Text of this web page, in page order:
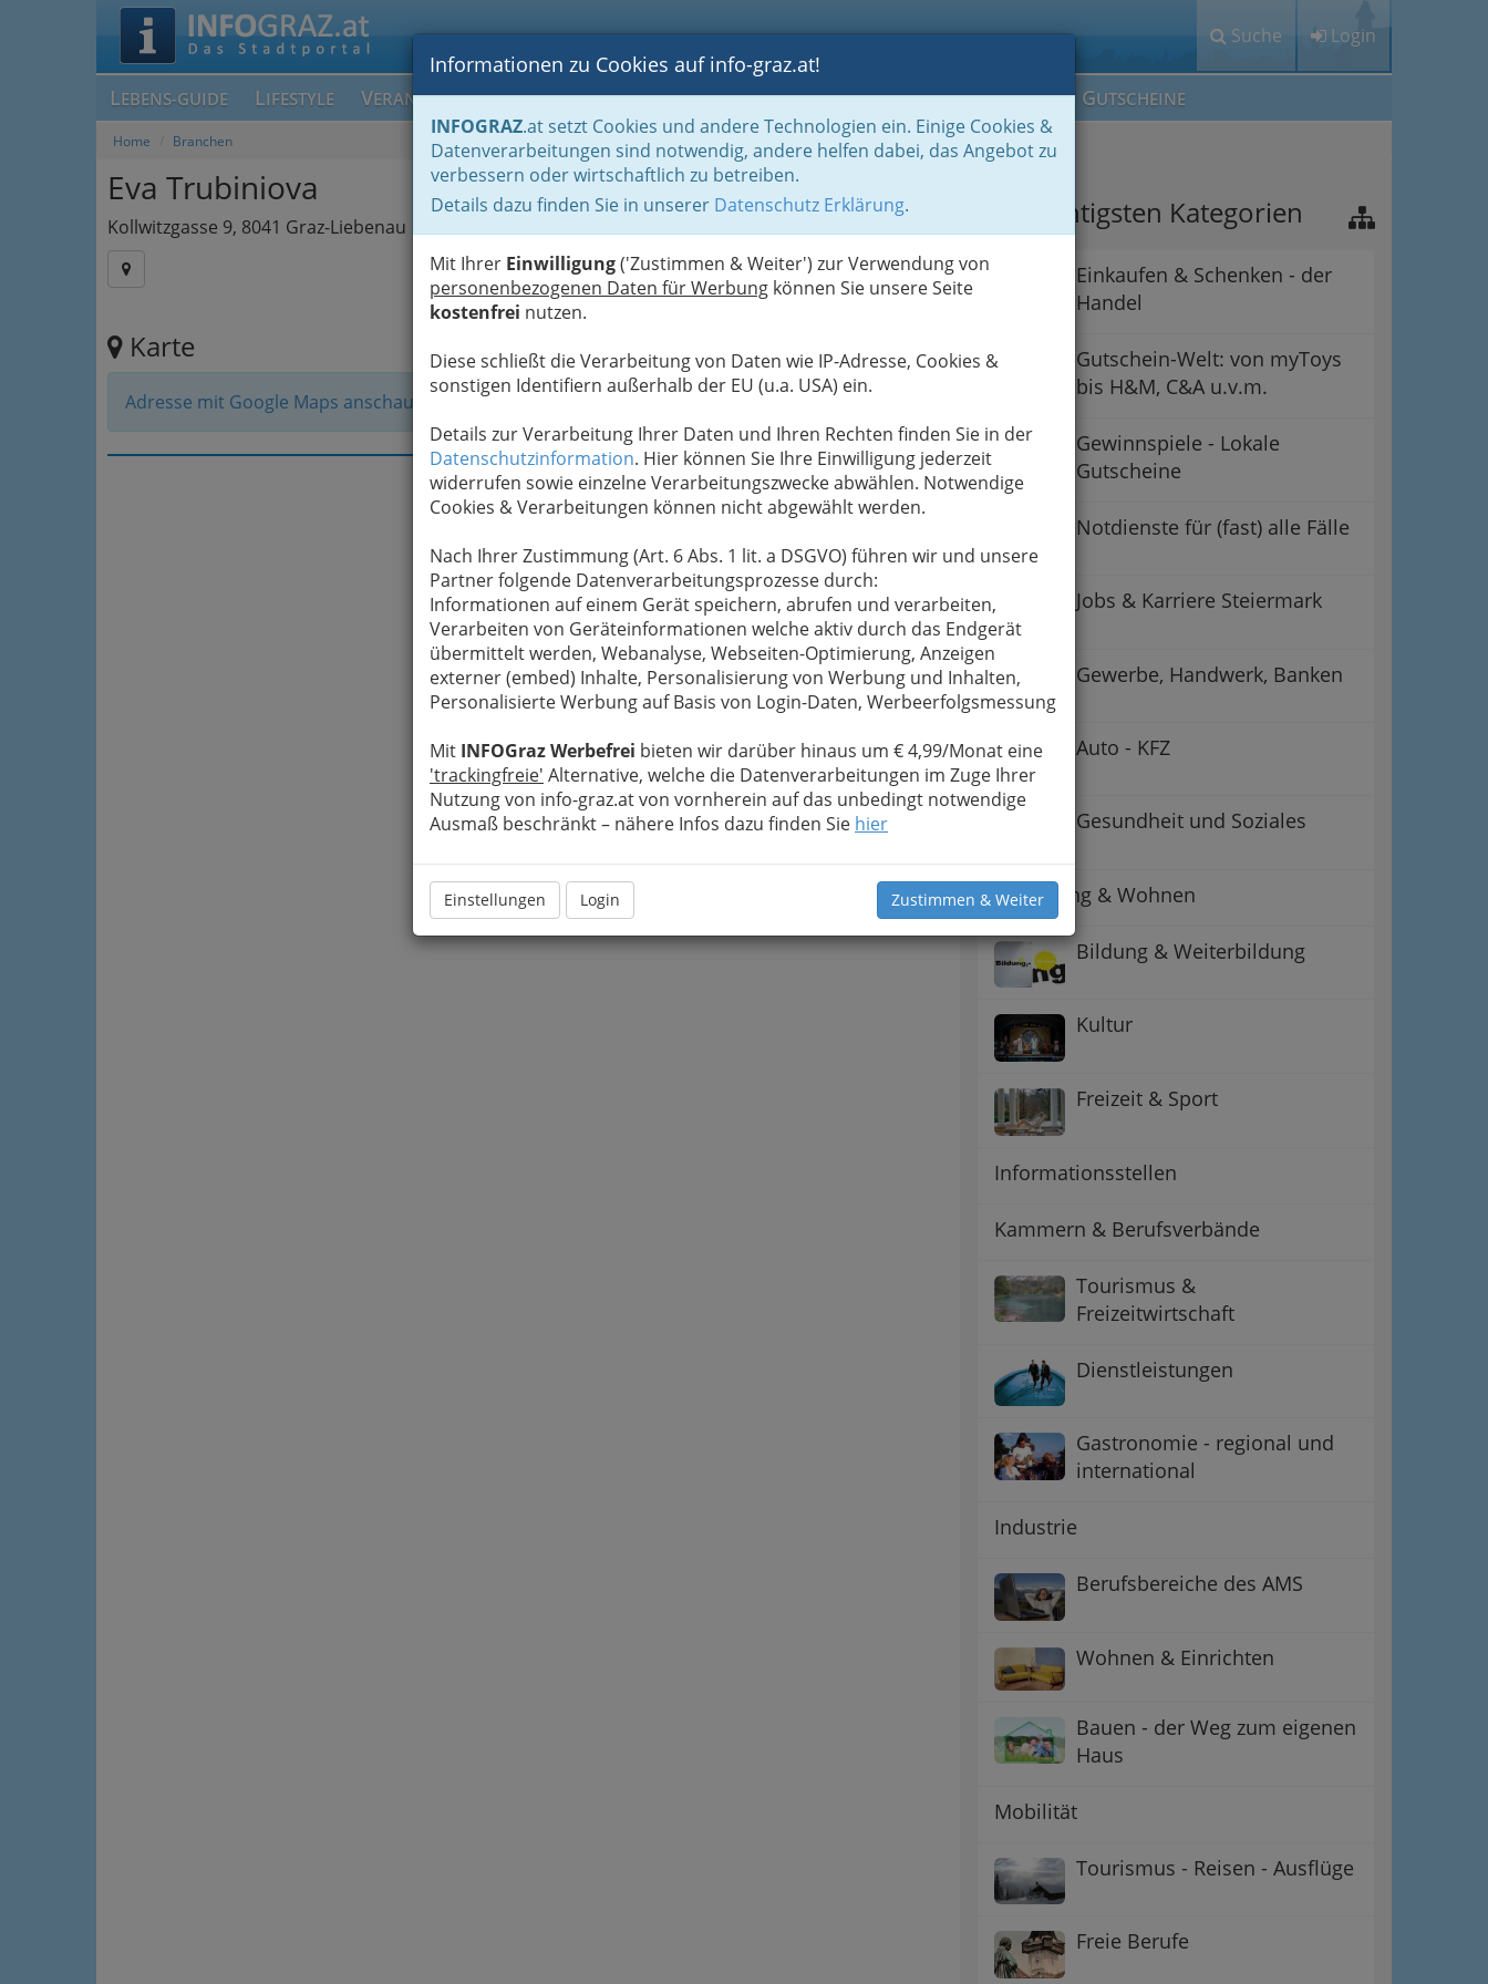
Suche Login
LEBENS-GUIDE LIFESTYLE VERANSTALTUNGEN BLOGS FOTOS GASTRONOMIE BRANCHEN MEIN IG GUTSCHEINE
Informationen zu Cookies auf info-graz.at!
INFOGRAZ.at setzt Cookies und andere Technologien ein. Einige Cookies &
Datenverarbeitungen sind notwendig, andere helfen dabei, das Angebot zu
verbessern oder wirtschaftlich zu betreiben.
Details dazu finden Sie in unserer Datenschutz Erklärung.
Mit Ihrer Einwilligung('Zustimmen & Weiter') zur Verwendung von
personenbezogenen Daten für Werbung können Sie unsere Seite
kostenfrei nutzen.
Diese schließt die Verarbeitung von Daten wie IP-Adresse, Cookies &
sonstigen Identifiern außerhalb der EU (u.a. USA) ein.
Details zur Verarbeitung Ihrer Daten und Ihren Rechten finden Sie in der
Datenschutzinformation. Hier können Sie Ihre Einwilligung jederzeit
widerrufen sowie einzelne Verarbeitungszwecke abwählen. Notwendige
Cookies & Verarbeitungen können nicht abgewählt werden.
Nach Ihrer Zustimmung (Art. 6 Abs. 1 lit. a DSGVO) führen wir und unsere
Partner folgende Datenverarbeitungsprozesse durch:
Informationen auf einem Gerät speichern, abrufen und verarbeiten,
Verarbeiten von Geräteinformationen welche aktiv durch das Endgerät
übermittelt werden, Webanalyse, Webseiten-Optimierung, Anzeigen
externer (embed) Inhalte, Personalisierung von Werbung und Inhalten,
Personalisierte Werbung auf Basis von Login-Daten, Werbeerfolgsmessung
Mit INFOGraz Werbefrei bieten wir darüber hinaus um € 4,99/Monat eine
'trackingfreie' Alternative, welche die Datenverarbeitungen im Zuge Ihrer
Nutzung von info-graz.at von vornherein auf das unbedingt notwendige
Ausmaß beschränkt – nähere Infos dazu finden Sie hier
Einstellungen Login Zustimmen & Weiter
Home Branchen
Navigation
Eva Trubiniova
Kollwitzgasse 9, 8041 Graz-Liebenau
Karte
Adresse mit Google Maps anschauen
Die wichtigsten Kategorien
Einkaufen & Schenken - der
Handel
Gutschein-Welt: von myToys
bis H&M, C&A u.v.m.
Gewinnspiele - Lokale
Gutscheine
Notdienste für (fast) alle Fälle
Jobs & Karriere Steiermark
Gewerbe, Handwerk, Banken
Auto - KFZ
Gesundheit und Soziales
Betreuung & Wohnen
Bildung & Weiterbildung
Kultur
Freizeit & Sport
Informationsstellen
Kammern & Berufsverbände
Tourismus &
Freizeitwirtschaft
Dienstleistungen
Gastronomie - regional und
international
Industrie
Berufsbereiche des AMS
Wohnen & Einrichten
Bauen - der Weg zum eigenen
Haus
Mobilität
Tourismus - Reisen - Ausflüge
Freie Berufe